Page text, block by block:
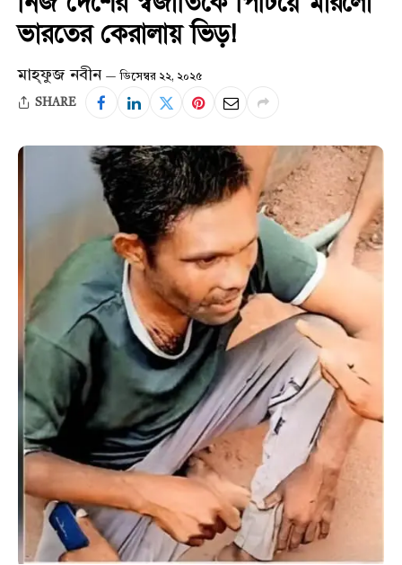
ভারতের কেরালায় ভিড়!
মাহ্ফুজ নবীন ডিসেম্বর ২২, ২০২৫
SHARE